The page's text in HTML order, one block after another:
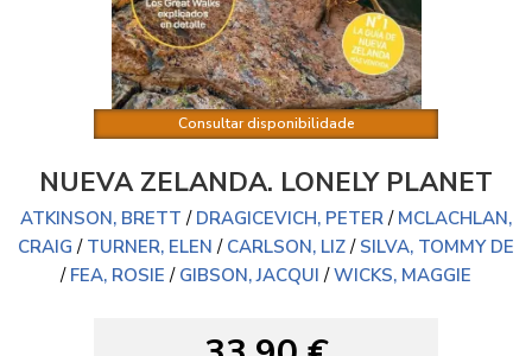
Consultar disponibilidade
NUEVA ZELANDA. LONELY PLANET
ATKINSON, BRETT/ DRAGICEVICH, PETER/ MCLACHLAN,
CRAIG/ TURNER, ELEN/ CARLSON, LIZ/ SILVA, TOMMY DE
/ FEA, ROSIE/ GIBSON, JACQUI/WICKS, MAGGIE